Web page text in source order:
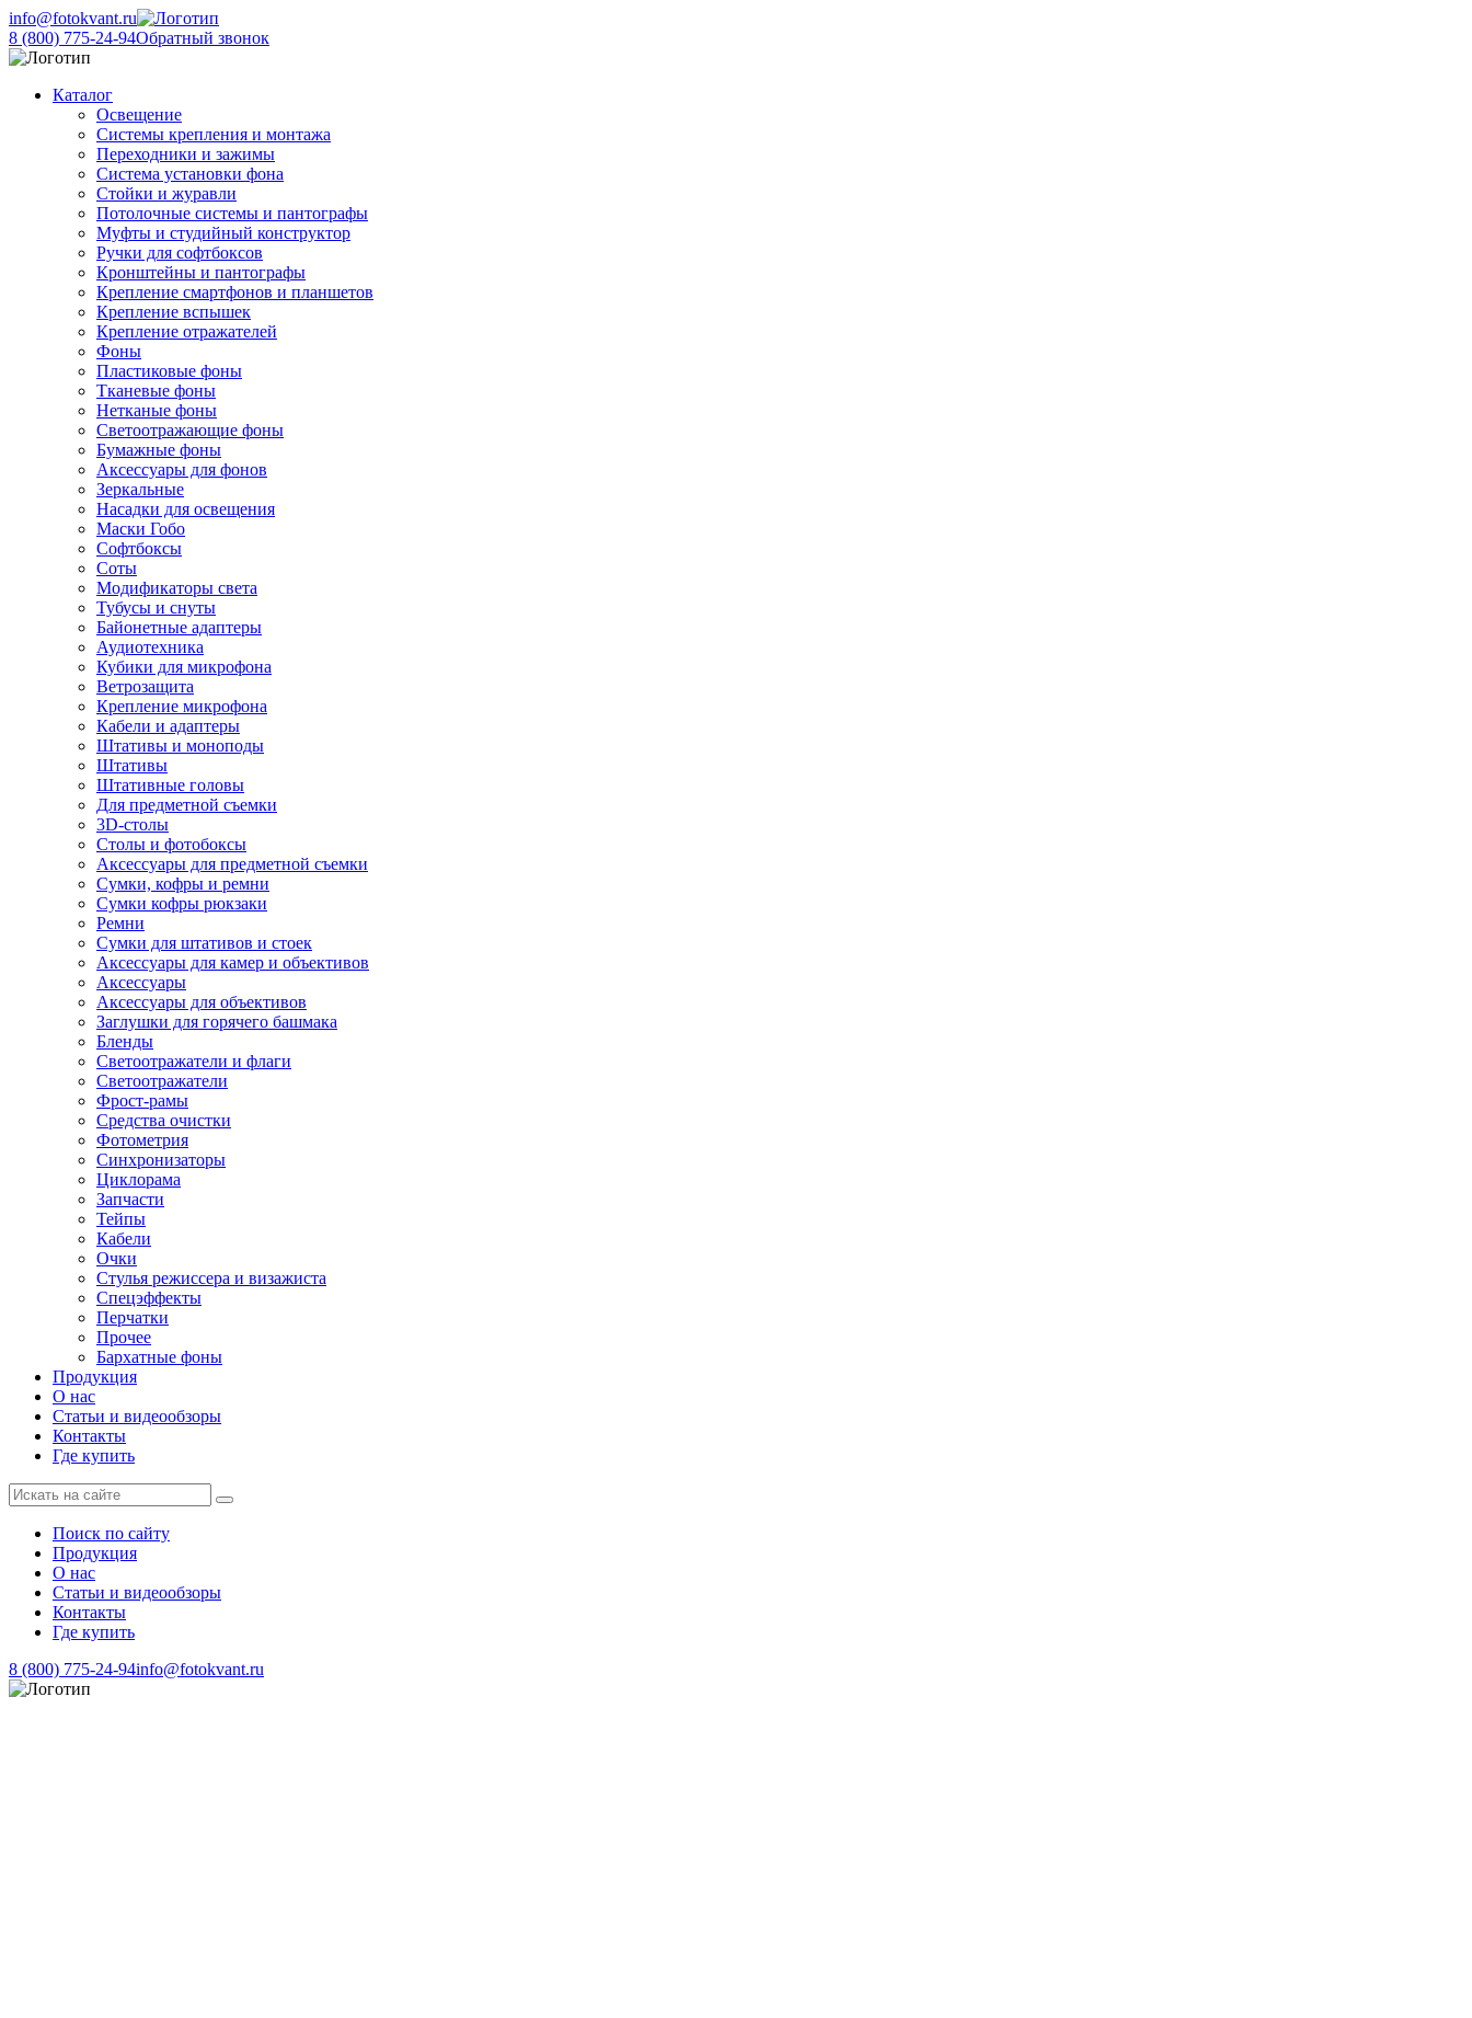
info@fotokvant.ru
8 (800) 775-24-94Обратный звонок
Каталог
Освещение
Системы крепления и монтажа
Переходники и зажимы
Система установки фона
Стойки и журавли
Потолочные системы и пантографы
Муфты и студийный конструктор
Ручки для софтбоксов
Кронштейны и пантографы
Крепление смартфонов и планшетов
Крепление вспышек
Крепление отражателей
Фоны
Пластиковые фоны
Тканевые фоны
Нетканые фоны
Светоотражающие фоны
Бумажные фоны
Аксессуары для фонов
Зеркальные
Насадки для освещения
Маски Гобо
Софтбоксы
Соты
Модификаторы света
Тубусы и снуты
Байонетные адаптеры
Аудиотехника
Кубики для микрофона
Ветрозащита
Крепление микрофона
Кабели и адаптеры
Штативы и моноподы
Штативы
Штативные головы
Для предметной съемки
3D-столы
Столы и фотобоксы
Аксессуары для предметной съемки
Сумки, кофры и ремни
Сумки кофры рюкзаки
Ремни
Сумки для штативов и стоек
Аксессуары для камер и объективов
Аксессуары
Аксессуары для объективов
Заглушки для горячего башмака
Бленды
Светоотражатели и флаги
Светоотражатели
Фрост-рамы
Средства очистки
Фотометрия
Синхронизаторы
Циклорама
Запчасти
Тейпы
Кабели
Очки
Стулья режиссера и визажиста
Спецэффекты
Перчатки
Прочее
Бархатные фоны
Продукция
О нас
Статьи и видеообзоры
Контакты
Где купить
Поиск по сайту
Продукция
О нас
Статьи и видеообзоры
Контакты
Где купить
8 (800) 775-24-94info@fotokvant.ru